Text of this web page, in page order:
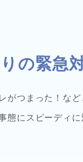
の緊急
がつまった！など
態にスピーディに